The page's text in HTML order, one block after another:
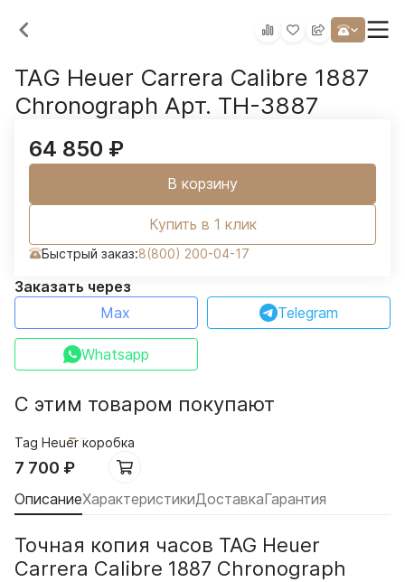
TAG Heuer Carrera Calibre 1887
Chronograph Арт. TH-3887
64 850 ₽
В корзину
Купить в 1 клик
Быстрый заказ:8(800) 200-04-17
Заказать через
Max
Telegram
Whatsapp
С этим товаром покупают
Tag Heuer коробка
7 700 ₽
ОписаниеХарактеристикиДоставкаГарантия
Точная копия часов TAG Heuer
Carrera Calibre 1887 Chronograph